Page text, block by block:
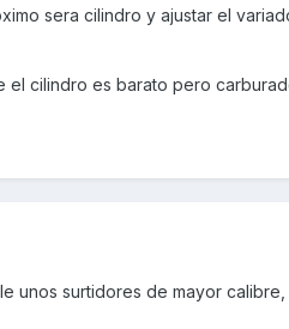
sera cilindro y ajustar el
el cilindro es barato pero
unos surtidores de mayor calibre,